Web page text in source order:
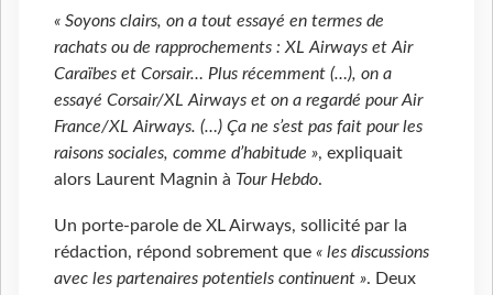
« Soyons clairs, on a tout essayé en termes de
rachats ou de rapprochements : XL Airways et Air
Caraïbes et Corsair… Plus récemment (…), on a
essayé Corsair/XL Airways et on a regardé pour Air
France/XL Airways. (…) Ça ne s’est pas fait pour les
raisons sociales, comme d’habitude », expliquait
alors Laurent Magnin à Tour Hebdo.
Un porte-parole de XL Airways, sollicité par la
rédaction, répond sobrement que « les discussions
avec les partenaires potentiels continuent ». Deux